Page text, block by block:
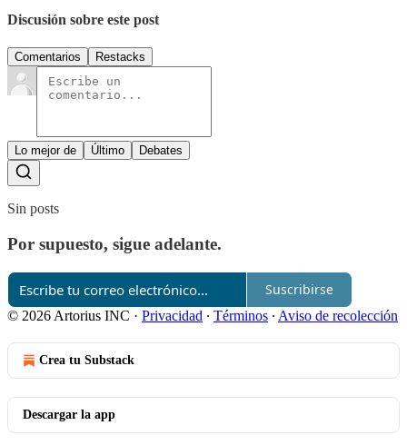
Discusión sobre este post
Comentarios Restacks
Lo mejor de Último Debates
Sin posts
Por supuesto, sigue adelante.
Suscribirse
© 2026 Artorius INC · Privacidad ∙ Términos ∙ Aviso de recolección
Crea tu Substack
Descargar la app